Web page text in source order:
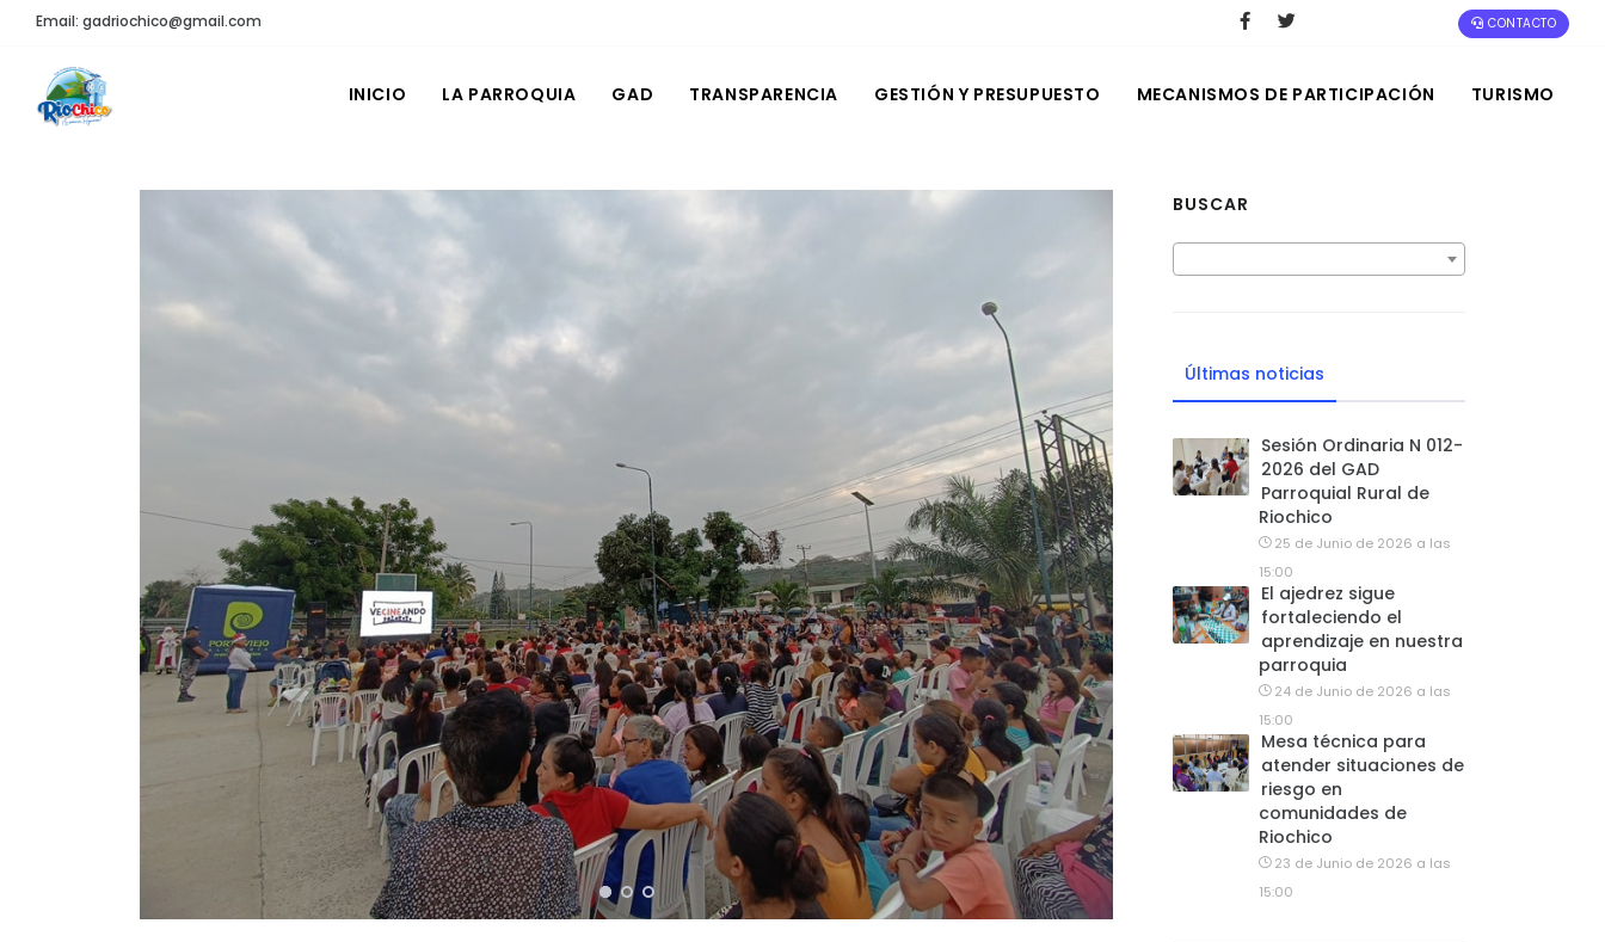
Email: gadriochico@gmail.com CONTACTO
INICIO LA PARROQUIA GAD TRANSPARENCIA GESTIÓN Y PRESUPUESTO MECANISMOS DE PARTICIPACIÓN TURISMO
BUSCAR
Últimas noticias
Sesión Ordinaria N 012-
2026 del GAD
Parroquial Rural de
Riochico
25 de Junio de 2026 a las
15:00
El ajedrez sigue
fortaleciendo el
aprendizaje en nuestra
parroquia
24 de Junio de 2026 a las
15:00
Mesa técnica para
atender situaciones de
riesgo en
comunidades de
Riochico
23 de Junio de 2026 a las
15:00